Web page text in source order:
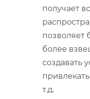
получает
позволяет
более
создавать
т.д.